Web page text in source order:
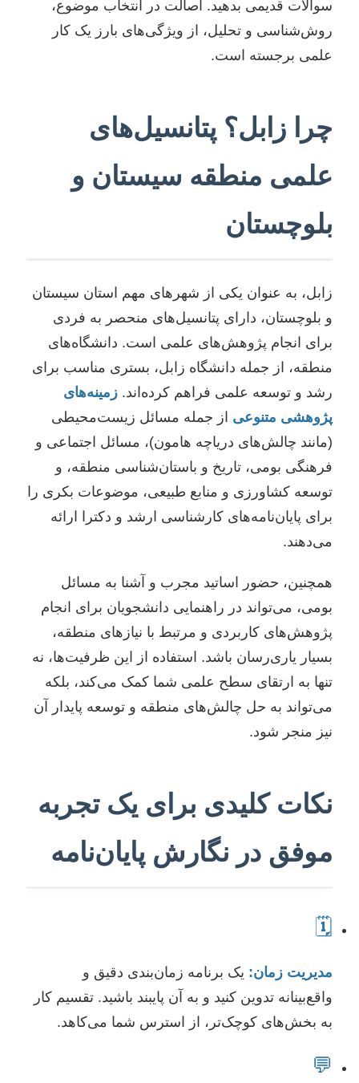
سوالات قدیمی بدهید. اصالت در انتخاب موضوع،
روش‌شناسی و تحلیل، از ویژگی‌های بارز یک کار
علمی برجسته است.
چرا زابل؟ پتانسیل‌های
علمی منطقه سیستان و
بلوچستان
زابل، به عنوان یکی از شهرهای مهم استان سیستان
و بلوچستان، دارای پتانسیل‌های منحصر به فردی
برای انجام پژوهش‌های علمی است. دانشگاه‌های
منطقه، از جمله دانشگاه زابل، بستری مناسب برای
رشد و توسعه علمی فراهم کرده‌اند.زمینه‌های
پژوهشی متنوعیاز جمله مسائل زیست‌محیطی
(مانند چالش‌های دریاچه هامون)، مسائل اجتماعی و
فرهنگی بومی، تاریخ و باستان‌شناسی منطقه، و
توسعه کشاورزی و منابع طبیعی، موضوعات بکری را
برای پایان‌نامه‌های کارشناسی ارشد و دکترا ارائه
می‌دهند.
همچنین، حضور اساتید مجرب و آشنا به مسائل
بومی، می‌تواند در راهنمایی دانشجویان برای انجام
پژوهش‌های کاربردی و مرتبط با نیازهای منطقه،
بسیار یاری‌رسان باشد. استفاده از این ظرفیت‌ها، نه
تنها به ارتقای سطح علمی شما کمک می‌کند، بلکه
می‌تواند به حل چالش‌های منطقه و توسعه پایدار آن
نیز منجر شود.
نکات کلیدی برای یک تجربه
موفق در نگارش پایان‌نامه
🗓️
مدیریت زمان:یک برنامه زمان‌بندی دقیق و
واقع‌بینانه تدوین کنید و به آن پایبند باشید. تقسیم کار
به بخش‌های کوچک‌تر، از استرس شما می‌کاهد.
💬